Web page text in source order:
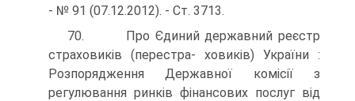
- № 91 (07.12.2012). - Ст. 3713.
70. Про Єдиний державний реєстр
страховиків (перестра- ховиків) України :
Розпорядження Державної комісії з
регулювання ринків фінансових послуг від